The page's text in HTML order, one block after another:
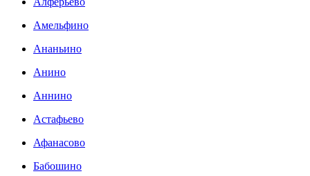
Амельфино
Ананьино
Анино
Аннино
Астафьево
Афанасово
Бабошино